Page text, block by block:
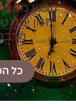
תכנון
זמן יקר
כל